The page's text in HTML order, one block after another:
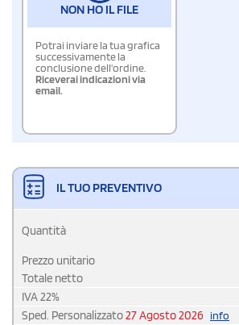
NON HO IL FILE
Potrai inviare la tua grafica
successivamente la
conclusione dell'ordine.
Riceverai indicazioni via
email.
IL TUO PREVENTIVO
Quantità
Prezzo unitario
Totale netto
IVA22%
Sped. Personalizzato27 Agosto 2026 info